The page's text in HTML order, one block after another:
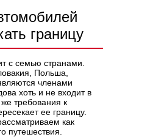
границу
с семью странами.
Польша,
членами
хоть и не входит в
требования к
ее границу.
как
путешествия.